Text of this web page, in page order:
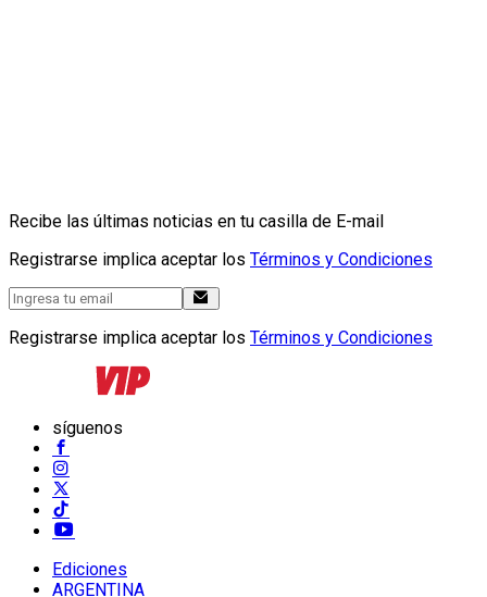
Recibe las últimas noticias en tu casilla de E-mail
Registrarse implica aceptar los Términos y Condiciones
Registrarse implica aceptar los Términos y Condiciones
síguenos
Ediciones
ARGENTINA